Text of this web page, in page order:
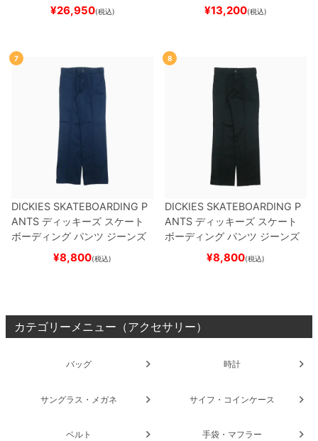
¥26,950(税込) ¥13,200(税込)
7
DICKIES SKATEBOARDING P
ANTS ディッキーズ スケート
ボーディング パンツ ジーンズ
SLIM FIT 30 LENGTH
スケートボード スケボ
¥8,800(税込)
8
DICKIES SKATEBOARDING P
ANTS ディッキーズ スケート
ボーディング パンツ ジーンズ
SLIM FIT 30 LENGTH
スケートボード スケボー
¥8,800(税込)
カテゴリーメニュー（アクセサリー）
バッグ 時計
サングラス・メガネ サイフ・コインケース
ベルト 手袋・マフラー